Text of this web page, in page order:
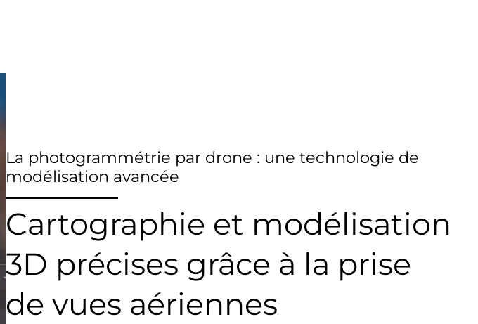
La photogrammétrie par drone : une technologie de
modélisation avancée
Cartographie et modélisation
3D précises grâce à la prise
de vues aériennes